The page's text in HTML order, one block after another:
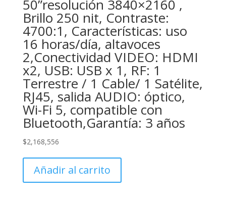
50”resolución 3840×2160 ,
Brillo 250 nit, Contraste:
4700:1, Características: uso
16 horas/día, altavoces
2,Conectividad VIDEO: HDMI
x2, USB: USB x 1, RF: 1
Terrestre / 1 Cable/ 1 Satélite,
RJ45, salida AUDIO: óptico,
Wi-Fi 5, compatible con
Bluetooth,Garantía: 3 años
$2,168,556
Añadir al carrito